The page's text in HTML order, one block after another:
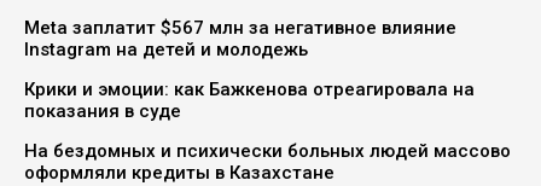
Meta заплатит $567 млн за негативное влияние
Instagram на детей и молодежь
Крики и эмоции: как Бажкенова отреагировала на
показания в суде
На бездомных и психически больных людей массово
оформляли кредиты в Казахстане